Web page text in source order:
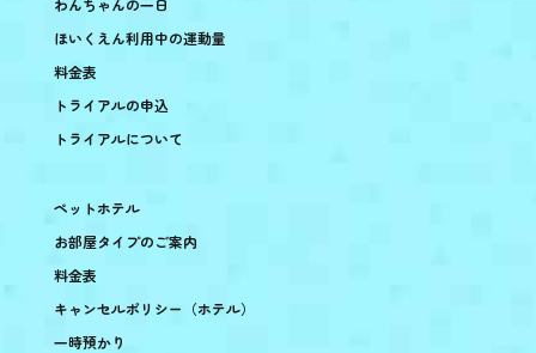
ほいくえん利用中の運動量
料金表
トライアルの申込
トライアルについて
ペットホテル
お部屋タイプのご案内
料金表
キャンセルポリシー（ホテル）
一時預かり